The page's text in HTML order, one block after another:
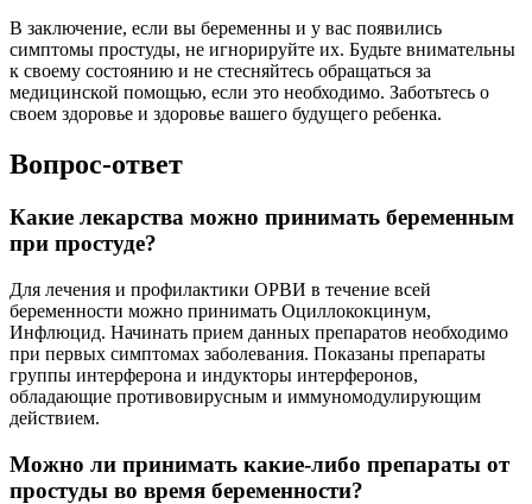
В заключение, если вы беременны и у вас появились
симптомы простуды, не игнорируйте их. Будьте внимательны
к своему состоянию и не стесняйтесь обращаться за
медицинской помощью, если это необходимо. Заботьтесь о
своем здоровье и здоровье вашего будущего ребенка.
Вопрос-ответ
Какие лекарства можно принимать беременным
при простуде?
Для лечения и профилактики ОРВИ в течение всей
беременности можно принимать Оциллококцинум,
Инфлюцид. Начинать прием данных препаратов необходимо
при первых симптомах заболевания. Показаны препараты
группы интерферона и индукторы интерферонов,
обладающие противовирусным и иммуномодулирующим
действием.
Можно ли принимать какие-либо препараты от
простуды во время беременности?